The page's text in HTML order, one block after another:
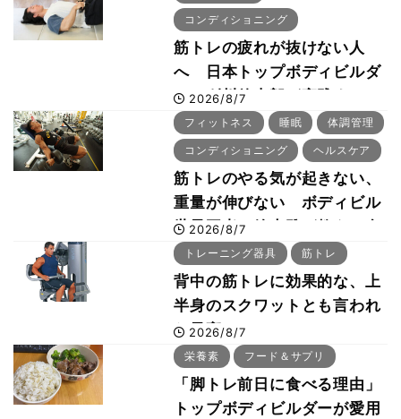
コンディショニング
筋トレの疲れが抜けない人
へ 日本トップボディビルダ
ー・刈川啓志郎が実践する
「回復習慣」
2026/8/7
フィットネス 睡眠 体調管理
コンディショニング ヘルスケア
筋トレのやる気が起きない、
重量が伸びない ボディビル
世界王者・鈴木雅が教える食
事・睡眠・呼吸の整え方
2026/8/7
トレーニング器具 筋トレ
背中の筋トレに効果的な、上
半身のスクワットとも言われ
た最高マシン“ノーチラス・
プルオーバーマシン”とは？
2026/8/7
栄養素 フード＆サプリ
「脚トレ前日に食べる理由」
トップボディビルダーが愛用